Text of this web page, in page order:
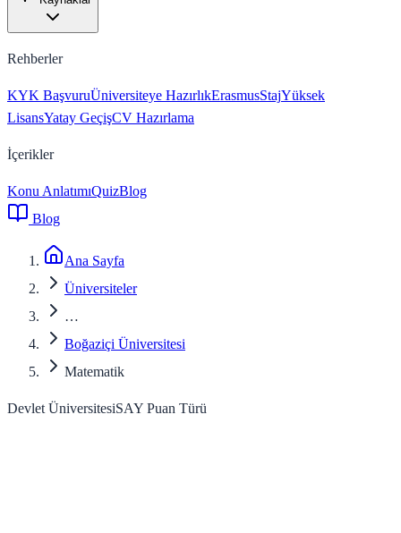
Rehberler
KYK BaşvuruÜniversiteye HazırlıkErasmusStajYüksek
LisansYatay GeçişCV Hazırlama
İçerikler
Konu AnlatımıQuizBlog
Blog
Ana Sayfa
Üniversiteler
…
Boğaziçi Üniversitesi
Matematik
Devlet ÜniversitesiSAY Puan Türü